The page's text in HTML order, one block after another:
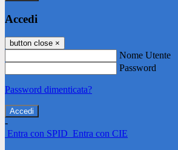
Accedi
button close ×
Nome Utente
Password
Password dimenticata?
-
Entra con SPID Entra con CIE